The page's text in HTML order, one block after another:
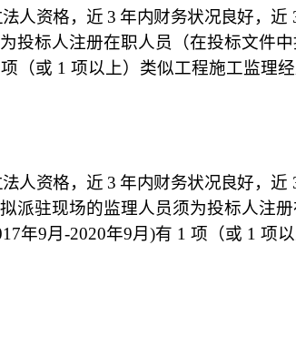
人资格，近 3年内财务状况良好， 近
投标人注册在职人员（在投标文件
项（或 1 项以上）类似工程施工监理
人资格，近 3年内财务状况良好， 近
拟派驻现场的监理人员须为投标人注
7年9月 -2020年9月 )有 1 项（或 1 项